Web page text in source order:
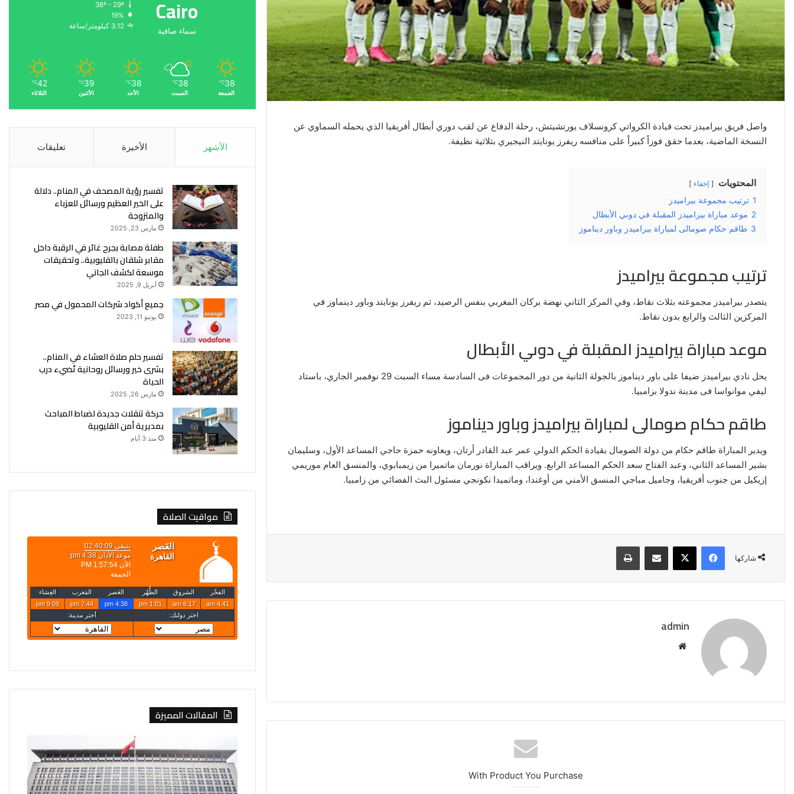
واصل فريق بيراميدز تحت قيادة الكرواتي كرونسلاف يورتشيتش، رحلة الدفاع عن لقب دوري أبطال أفريقيا الذي يحمله السماوي عن
النسخة الماضية، بعدما حقق فوزاً كبيراً على منافسه ريفرز يونايتد النيجيري بثلاثية نظيفة.
المحتويات إخفاء
1 ترتيب مجموعة بيراميدز
2 موعد مباراة بيراميدز المقبلة في دوىي الأبطال
3 طاقم حكام صومالى لمباراة بيراميدز وباور ديناموز
ترتيب مجموعة بيراميدز
يتصدر بيراميدز مجموعته بثلاث نقاط، وفي المركز الثاني نهضة بركان المغربي بنفس الرصيد، ثم ريفرز يونايتد وباور دينماوز في
المركزين الثالث والرابع بدون نقاط.
موعد مباراة بيراميدز المقبلة في دوىي الأبطال
يحل نادي بيراميدز ضيفا على باور ديناموز بالجولة الثانية من دور المجموعات فى السادسة مساء السبت 29 نوفمبر الجاري، باستاد
ليفي موانواسا فى مدينة ندولا بزامبيا.
طاقم حكام صومالى لمباراة بيراميدز وباور ديناموز
ويدير المباراة طاقم حكام من دولة الصومال بقيادة الحكم الدولي عمر عبد القادر أرتان، ويعاونه حمزة حاجي المساعد الأول، وسليمان
بشير المساعد الثاني، وعبد الفتاح سعد الحكم المساعد الرابع. ويراقب المباراة نورمان ماتميرا من زيمبابوي، والمنسق العام موريمي
إزيكيل من جنوب أفريقيا، وجاميل مباجي المنسق الأمني من أوغندا، وماتميدا نكونجي مسئول البث الفضائي من زامبيا.
شاركها
فيسبوك ‫X مشاركة عبر البريد طباعة
admin
With Product You Purchase
Cairo
سماء صافية
38º - 29º
19%
3.12 كيلومتر/ساعة
38
℃
الجمعة
38
℃
السبت
38
℃
الأحد
39
℃
الأثنين
42
℃
الثلاثاء
الأشهر الأخيرة تعليقات
تفسير رؤية المصحف في المنام.. دلالة
على الخير العظيم ورسائل للعزباء
والمتزوجة
مارس 23, 2025
طفلة مصابة بجرح غائر في الرقبة داخل
مقابر شلقان بالقليوبية.. وتحقيقات
موسعة لكشف الجاني
أبريل 9, 2025
جميع أكواد شركات المحمول في مصر
يونيو 11, 2023
تفسير حلم صلاة العشاء في المنام..
بشرى خير ورسائل روحانية تُضيء درب
الحياة
مارس 26, 2025
حركة تنقلات جديدة لضباط المباحث
بمديرية أمن القليوبية
منذ 3 أيام
مواقيت الصلاة
المقالات المميزة
تفرض
إجراءات
مضادة
على
4
سفن